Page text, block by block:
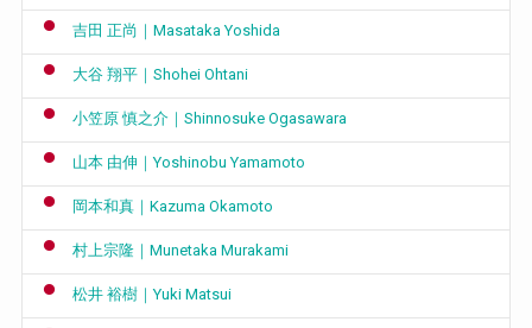
吉田 正尚｜Masataka Yoshida
大谷 翔平｜Shohei Ohtani
小笠原 慎之介｜Shinnosuke Ogasawara
山本 由伸｜Yoshinobu Yamamoto
岡本和真｜Kazuma Okamoto
村上宗隆｜Munetaka Murakami
松井 裕樹｜Yuki Matsui